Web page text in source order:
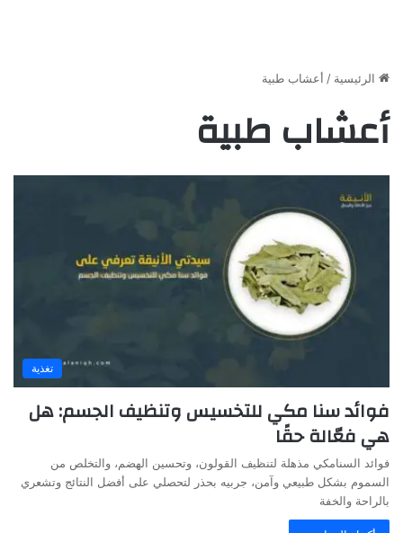
الرئيسية / أعشاب طبية
أعشاب طبية
تغذية
فوائد سنا مكي للتخسيس وتنظيف الجسم: هل
هي فعّالة حقًا
فوائد السنامكي مذهلة لتنظيف القولون، وتحسين الهضم، والتخلص من
السموم بشكل طبيعي وآمن، جربيه بحذر لتحصلي على أفضل النتائج وتشعري
بالراحة والخفة